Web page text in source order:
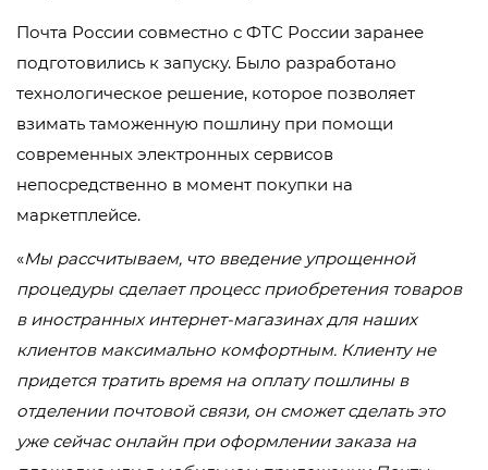
Почта России совместно с ФТС России заранее
подготовились к запуску. Было разработано
технологическое решение, которое позволяет
взимать таможенную пошлину при помощи
современных электронных сервисов
непосредственно в момент покупки на
маркетплейсе.
«Мы рассчитываем, что введение упрощенной
процедуры сделает процесс приобретения товаров
в иностранных интернет-магазинах для наших
клиентов максимально комфортным. Клиенту не
придется тратить время на оплату пошлины в
отделении почтовой связи, он сможет сделать это
уже сейчас онлайн при оформлении заказа на